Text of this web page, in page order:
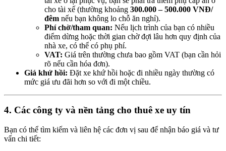
cho tài xế (thường khoảng 300.000 – 500.000 VNĐ/
đêm nếu bạn không lo chỗ ăn nghỉ).
Phí chờ/tham quan: Nếu lịch trình của bạn có nhiều
điểm dừng hoặc thời gian chờ đợi lâu hơn quy định của
nhà xe, có thể có phụ phí.
VAT: Giá trên thường chưa bao gồm VAT (bạn cần hỏi
rõ nếu cần hóa đơn).
Giá khứ hồi: Đặt xe khứ hồi hoặc đi nhiều ngày thường có
mức giá ưu đãi hơn so với đi một chiều.
4. Các công ty và nền tảng cho thuê xe uy tín
Bạn có thể tìm kiếm và liên hệ các đơn vị sau để nhận báo giá và tư
vấn chi tiết: